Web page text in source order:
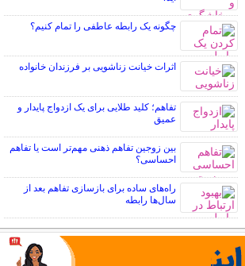
چگونه یک رابطه عاطفی را تمام کنیم؟
اثرات خیانت زناشویی بر فرزندان خانواده
تفاهم؛ کلید طلایی برای یک ازدواج پایدار و
عمیق
بین زوجین تفاهم ذهنی مهم‌تر است یا تفاهم
احساسی؟
راه‌های ساده برای بازسازی تفاهم بعد از
سال‌ها رابطه